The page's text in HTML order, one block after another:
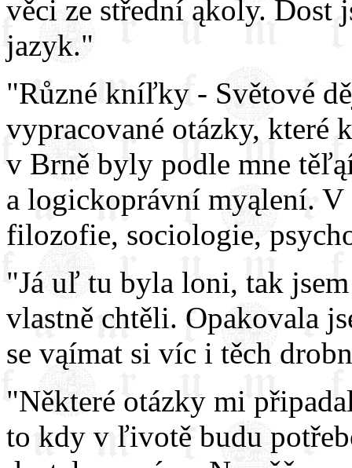
věci ze střední ąkoly. Dost
jazyk."
"Různé kníľky - Světové
vypracované otázky,
v Brně byly podle mne
a logickoprávní myąlení.
filozofie, sociologie,
"Já uľ tu byla loni, tak
vlastně chtěli. Opakovala
se vąímat si víc i těch
"Některé otázky mi
to kdy v ľivotě budu